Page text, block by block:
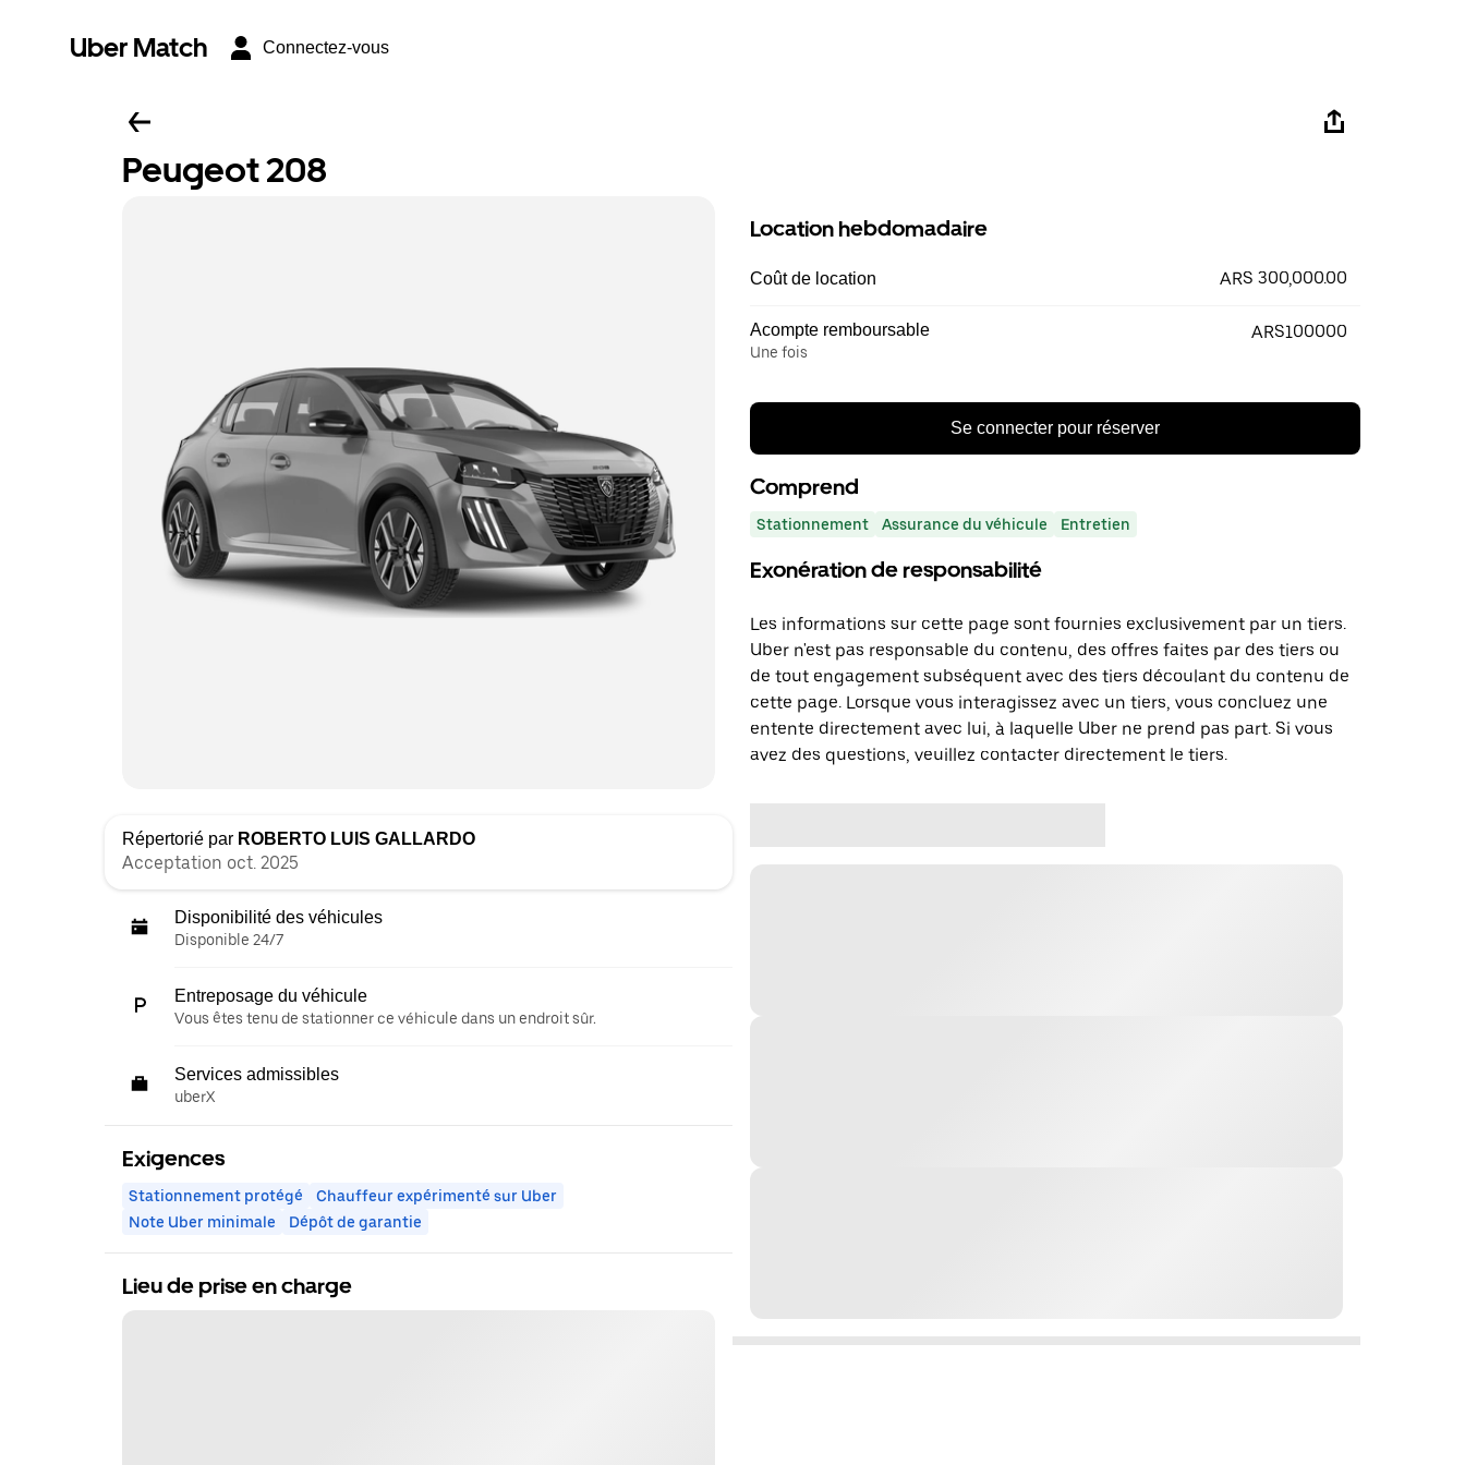
Uber Match Connectez-vous
Peugeot 208
Répertorié par ROBERTO LUIS GALLARDO
Acceptation oct. 2025
Disponibilité des véhicules
Disponible 24/7
Entreposage du véhicule
Vous êtes tenu de stationner ce véhicule dans un endroit sûr.
Services admissibles
uberX
Exigences
Stationnement protégé
Chauffeur expérimenté sur Uber
Note Uber minimale
Dépôt de garantie
Lieu de prise en charge
Location hebdomadaire
Coût de location ARS 300,000.00
Acompte remboursable
Une fois
ARS100000
Se connecter pour réserver
Comprend
Stationnement Assurance du véhicule Entretien
Exonération de responsabilité
Les informations sur cette page sont fournies exclusivement par un tiers.
Uber n'est pas responsable du contenu, des offres faites par des tiers ou
de tout engagement subséquent avec des tiers découlant du contenu de
cette page. Lorsque vous interagissez avec un tiers, vous concluez une
entente directement avec lui, à laquelle Uber ne prend pas part. Si vous
avez des questions, veuillez contacter directement le tiers.